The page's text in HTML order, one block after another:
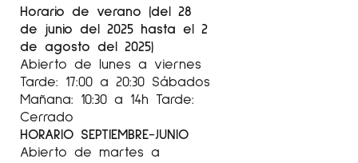
Horario de verano (del 28
de junio del 2025 hasta el 2
de agosto del 2025)
Abierto de lunes a viernes
Tarde: 17:00 a 20:30 Sábados
Mañana: 10:30 a 14h Tarde:
Cerrado
HORARIO SEPTIEMBRE-JUNIO
Abierto de martes a